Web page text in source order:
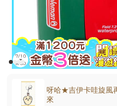
呀哈★吉伊卡哇旋風
來